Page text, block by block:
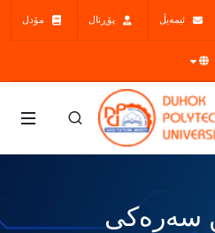
ئیمەیڵ پۆڕتال مۆدل
سەرەکی